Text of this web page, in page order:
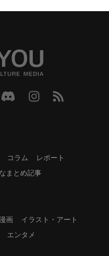
コラム
レポート
まとめ記事
画
イラスト・アート
エンタメ